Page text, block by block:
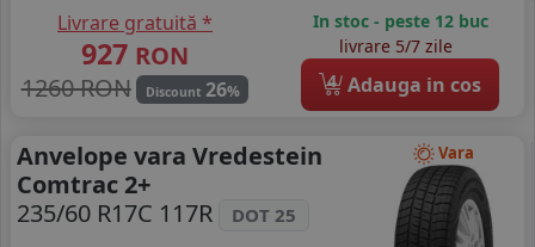
Livrare gratuită *
927 RON
1260 RON
Discount 26%
In stoc - peste 12 buc
livrare 5/7 zile
4 Adauga in cos
Vara
Anvelope vara Vredestein
Comtrac 2+
235/60 R17C 117R
DOT 25